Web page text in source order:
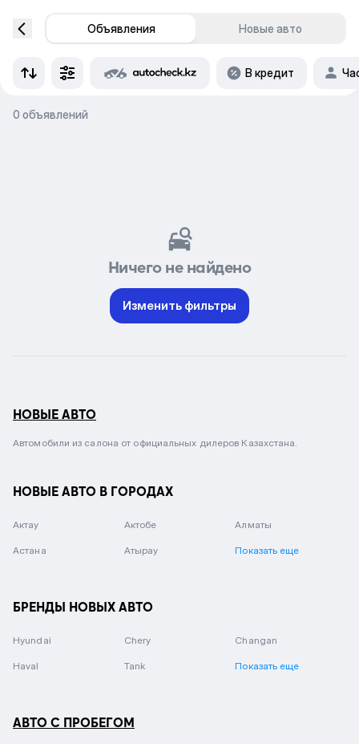
Объявления Новые авто
В кредит
0 объявлений
Ничего не найдено
Изменить фильтры
НОВЫЕ АВТО
Автомобили из салона от официальных дилеров Казахстана.
НОВЫЕ АВТО В ГОРОДАХ
Актау Актобе Алматы
Астана Атырау Показать еще
БРЕНДЫ НОВЫХ АВТО
Hyundai Chery Changan
Haval Tank Показать еще
АВТО С ПРОБЕГОМ